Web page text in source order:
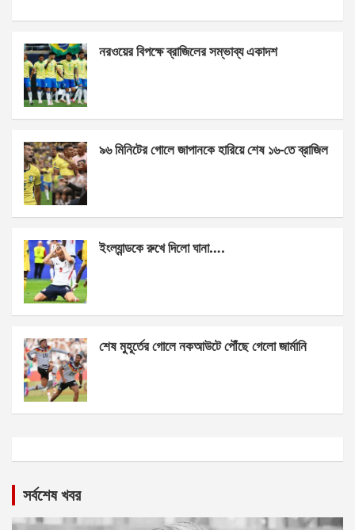
b
o
o
k
n
g
er
s
p
e
নরওয়ের বিপক্ষে ব্রাজিলের সম্ভাব্য একাদশ
৯৬ মিনিটের গোলে জাপানকে হারিয়ে শেষ ১৬-তে ব্রাজিল
ইংল্যান্ডকে রুখে দিলো ঘানা….
শেষ মুহূর্তের গোলে নকআউটে পৌঁছে গেলো জার্মানি
সর্বশেষ খবর